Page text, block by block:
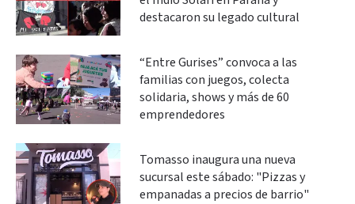
destacaron su legado cultural
“Entre Gurises” convoca a las
familias con juegos, colecta
solidaria, shows y más de 60
emprendedores
Tomasso inaugura una nueva
sucursal este sábado: "Pizzas y
empanadas a precios de barrio"